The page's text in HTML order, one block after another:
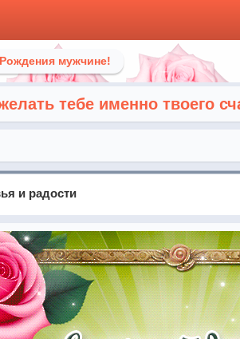
мужчине!
тебе именно твоего
и радости